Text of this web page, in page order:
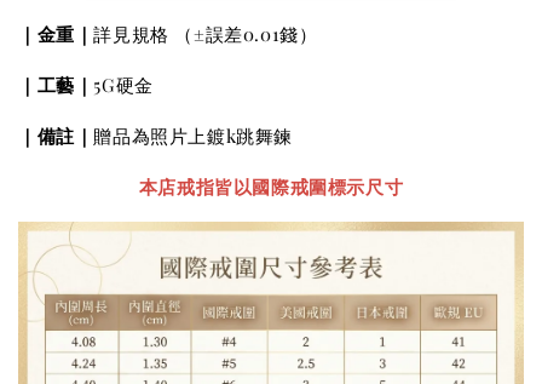
｜金重｜詳見規格 （±誤差0.01錢）
｜工藝｜ 5G硬金
｜ 備註 ｜ 贈品為照片上鍍k跳舞鍊
本店戒指皆以國際戒圍標示尺寸